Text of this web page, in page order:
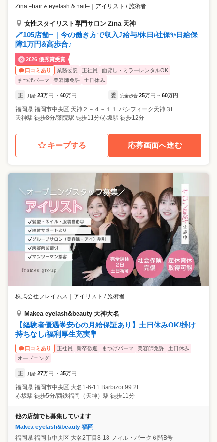
Zina –hair & eyelash & nail– アイリスト / 施術者
女性スタイリスト専門サロン Zina 天神
🪄105店舗~｜今の働き方で収入⤴️給与/休日/社保✨日給保
障1万円&高歩合♪
2026 優秀賞受賞
口コミあり
業務委託 正社員
面貸し・ミラーレンタルOK
まつげパーマ
美容師免許 土日休み
正 月給 23万円 ~ 60万円 委 完全歩合 25万円 ~ 60万円
福岡県 福岡市中央区 天神２－４－１１ パシフィーク天神３F
天神駅 徒歩8分/薬院駅 徒歩11分/赤坂駅 徒歩12分
キープする 応募画面へ進む
株式会社フレイムス アイリスト / 施術者
Makea eyelash&beauty 天神大名
【経験者優遇🌟安心の月給保証あり】土日休みOK/掛け
持ちなし/福利厚生充実💐
口コミあり 正社員 新卒歓迎 まつげパーマ 美容師免許
土日休み
オープニング
正 月給 27万円 ~ 35万円
福岡県 福岡市中央区 大名1-6-11 Barbizon99 2F
赤坂駅 徒歩5分/西鉄福岡（天神）駅 徒歩11分
他の店舗でも募集しています
Makea eyelash&beauty 福岡
福岡県 福岡市中央区 大名2丁目8-18 フィル・パーク６階B号